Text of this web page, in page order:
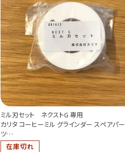
ミル刃セット ネクストG 専用
カリタ コーヒーミル グラインダー スペアパー
ツ
お取り寄せ商品となります。
在庫切れ